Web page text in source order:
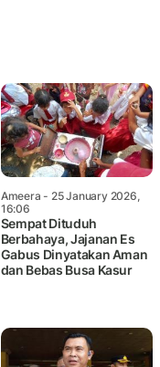
Ameera - 25 January 2026,
16:06
Sempat Dituduh
Berbahaya, Jajanan Es
Gabus Dinyatakan Aman
dan Bebas Busa Kasur